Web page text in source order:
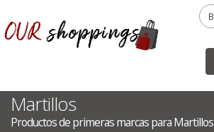
Martillos
Productos de primeras marcas para Martillos